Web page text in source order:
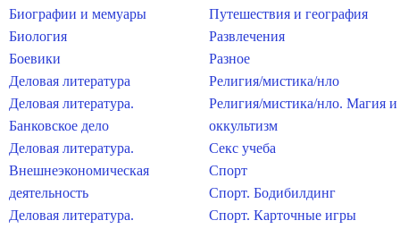
Биографии и мемуары
Биология
Боевики
Деловая литература
Деловая литература.
Банковское дело
Деловая литература.
Внешнеэкономическая
деятельность
Деловая литература.
Путешествия и география
Развлечения
Разное
Религия/мистика/нло
Религия/мистика/нло. Магия и
оккультизм
Секс учеба
Спорт
Спорт. Бодибилдинг
Спорт. Карточные игры